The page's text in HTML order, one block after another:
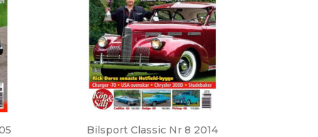
Snabbvy
Bilsport Classic Nr 8 2014